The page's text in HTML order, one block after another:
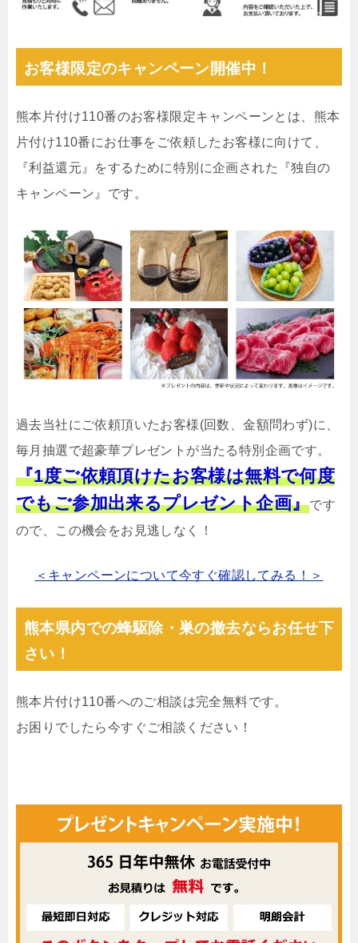
お客様限定のキャンペーン開催中！
熊本片付け110番のお客様限定キャンペーンとは、熊本
片付け110番にお仕事をご依頼したお客様に向けて、
『利益還元』をするために特別に企画された『独自の
キャンペーン』です。
過去当社にご依頼頂いたお客様(回数、金額問わず)に、
毎月抽選で超豪華プレゼントが当たる特別企画です。
『1度ご依頼頂けたお客様は無料で何度
でもご参加出来るプレゼント企画』です
ので、この機会をお見逃しなく！
＜キャンペーンについて今すぐ確認してみる！＞
熊本県内での蜂駆除・巣の撤去ならお任せ下
さい！
熊本片付け110番へのご相談は完全無料です。
お困りでしたら今すぐご相談ください！